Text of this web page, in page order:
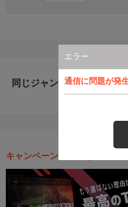
エラー
通信に問題が発
同じジャンルのおすすめ番
キャンペーン・お得な情報